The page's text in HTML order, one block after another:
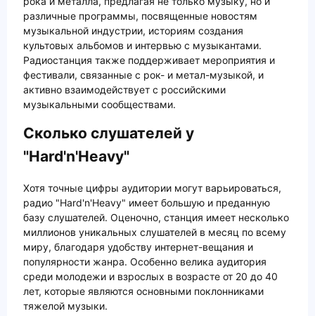
различные программы, посвященные новостям
музыкальной индустрии, историям создания
культовых альбомов и интервью с музыкантами.
Радиостанция также поддерживает мероприятия и
фестивали, связанные с рок- и метал-музыкой, и
активно взаимодействует с российскими
музыкальными сообществами.
Сколько слушателей у
"Hard'n'Heavy"
Хотя точные цифры аудитории могут варьироваться,
радио "Hard'n'Heavy" имеет большую и преданную
базу слушателей. Оценочно, станция имеет несколько
миллионов уникальных слушателей в месяц по всему
миру, благодаря удобству интернет-вещания и
популярности жанра. Особенно велика аудитория
среди молодежи и взрослых в возрасте от 20 до 40
лет, которые являются основными поклонниками
тяжелой музыки.